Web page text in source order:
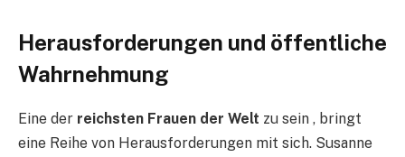
Herausforderungen und öffentliche
Wahrnehmung
Eine der reichsten Frauen der Welt zu sein , bringt
eine Reihe von Herausforderungen mit sich. Susanne